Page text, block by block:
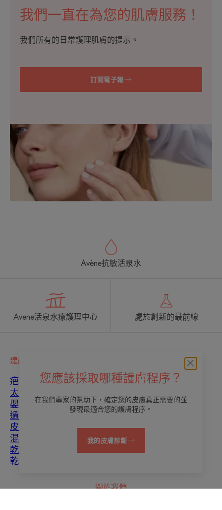
我們一直在為您的肌膚服務！
我們所有的日常護理肌膚的提示。
訂閱電子報
您應該採取哪種護膚程序？
在我們專家的幫助下，確定您的皮膚真正需要的並
發現最適合您的護膚程序。
我的皮膚診斷
Avène抗敏活泉水
Avene活泉水療護理中心 處於創新的最前線
建議
疤痕癒合
太陽
嬰幼兒
過度角質化
皮膚瑕疵
混合性皮膚
乾性皮膚
乾燥和脫水
關於我們